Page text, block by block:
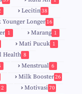
Lecitin38
Younger Longer 16
1 Marang 1
Mati Pucuk 1
Health 8
Menstrual 6
Milk Booster26
2 Motivasi 70